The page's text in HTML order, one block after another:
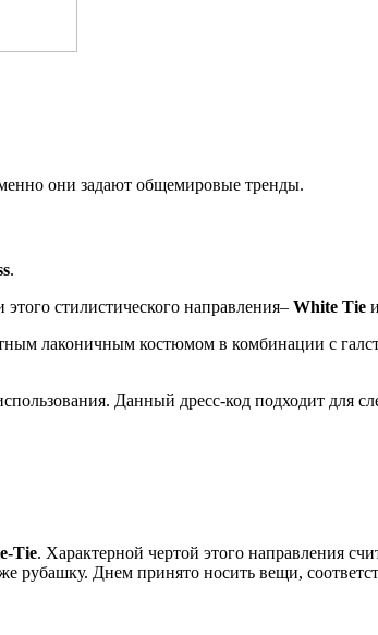
они задают общемировые тренды.
.
стилистического направления– White Tie и
лаконичным костюмом в комбинации с
Данный дресс-код подходит для
Tie. Характерной чертой этого направления
рубашку. Днем принято носить вещи,